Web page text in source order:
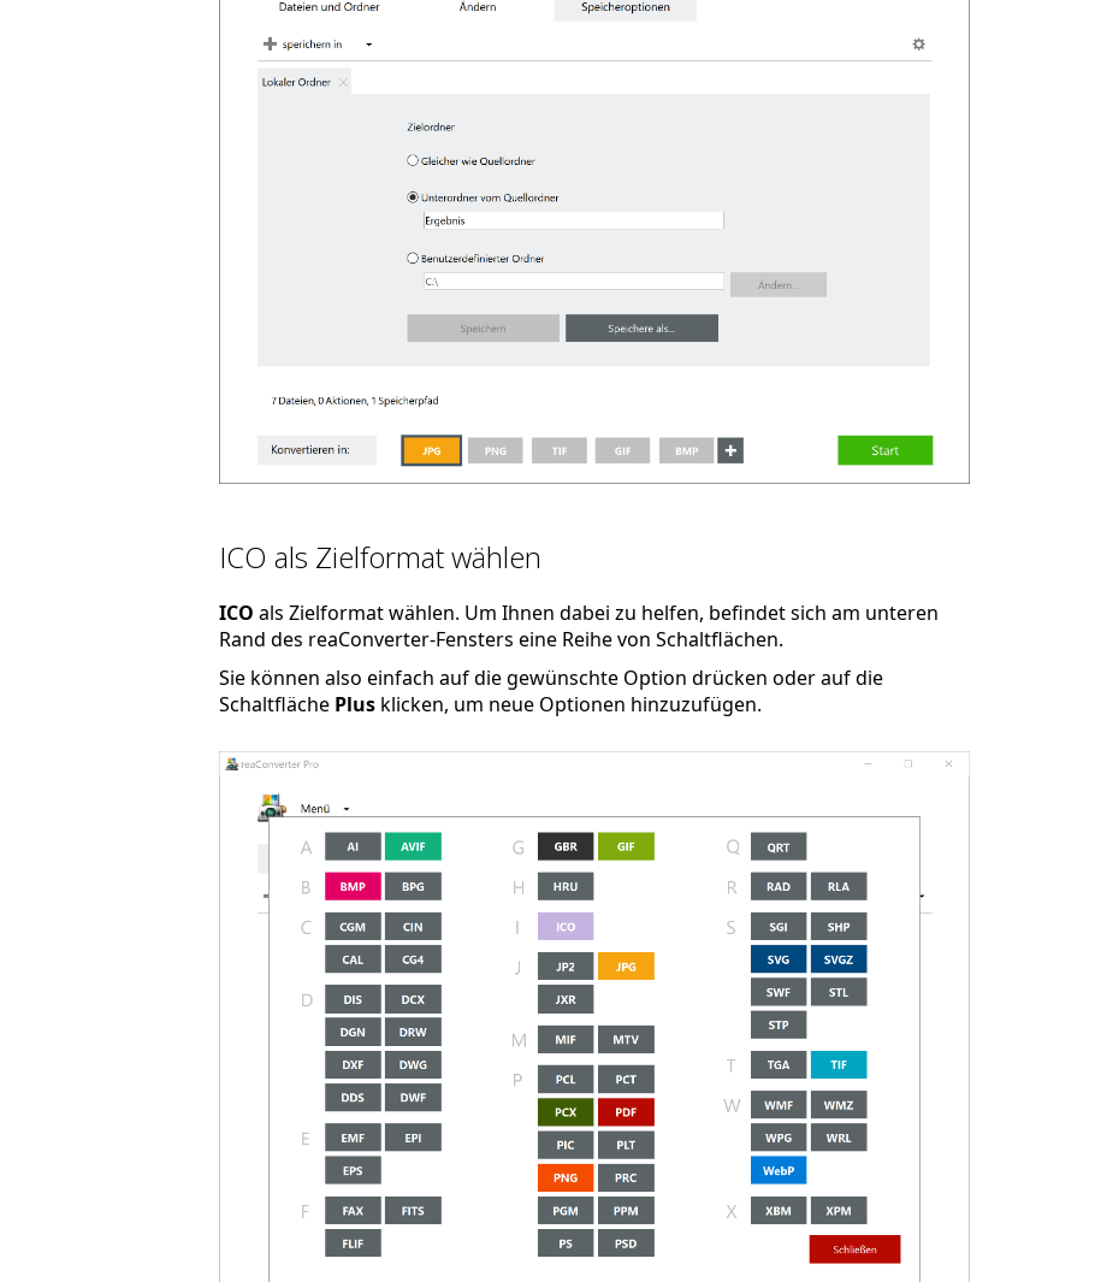
ICO als Zielformat wählen
ICO als Zielformat wählen. Um Ihnen dabei zu helfen, befindet sich am unteren
Rand des reaConverter-Fensters eine Reihe von Schaltflächen.
Sie können also einfach auf die gewünschte Option drücken oder auf die
Schaltfläche Plusklicken, um neue Optionen hinzuzufügen.